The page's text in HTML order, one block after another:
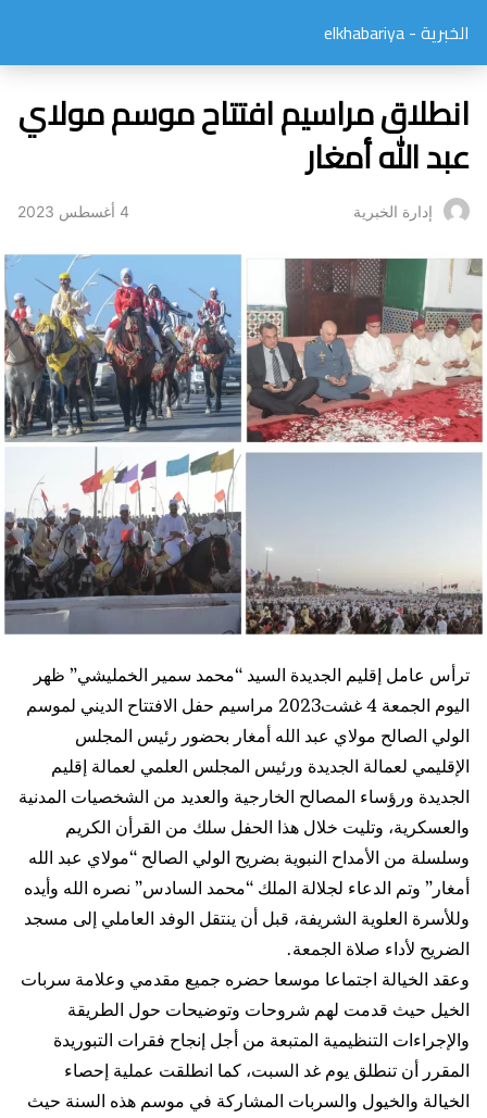
الخبرية - elkhabariya
انطلاق مراسيم افتتاح موسم مولاي
عبد الله أمغار
إدارة الخبرية 4 أغسطس 2023
ترأس عامل إقليم الجديدة السيد “محمد سمير الخمليشي” ظهر
اليوم الجمعة 4 غشت2023 مراسيم حفل الافتتاح الديني لموسم
الولي الصالح مولاي عبد الله أمغار بحضور رئيس المجلس
الإقليمي لعمالة الجديدة ورئيس المجلس العلمي لعمالة إقليم
الجديدة ورؤساء المصالح الخارجية والعديد من الشخصيات المدنية
والعسكرية، وتليت خلال هذا الحفل سلك من القرأن الكريم
وسلسلة من الأمداح النبوية بضريح الولي الصالح “مولاي عبد الله
أمغار” وتم الدعاء لجلالة الملك “محمد السادس” نصره الله وأيده
وللأسرة العلوية الشريفة، قبل أن ينتقل الوفد العاملي إلى مسجد
الضريح لأداء صلاة الجمعة.
وعقد الخيالة اجتماعا موسعا حضره جميع مقدمي وعلامة سربات
الخيل حيث قدمت لهم شروحات وتوضيحات حول الطريقة
والإجراءات التنظيمية المتبعة من أجل إنجاح فقرات التبوريدة
المقرر أن تنطلق يوم غد السبت، كما انطلقت عملية إحصاء
الخيالة والخيول والسربات المشاركة في موسم هذه السنة حيث